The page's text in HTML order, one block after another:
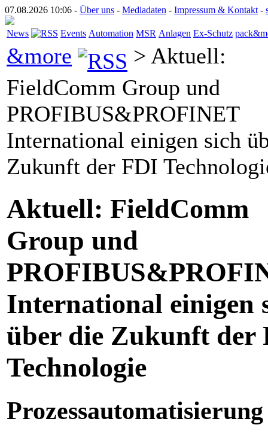
07.08.2026 10:06 - Über uns - Mediadaten - Impressum & Kontakt -
News Events Automation MSR Anlagen Ex-Schutz
&more
> Aktuell:
FieldComm Group und
PROFIBUS&PROFINET
International einigen sich
Zukunft der FDI
Aktuell: FieldComm
Group und
International einigen
über die Zukunft der
Technologie
Prozessautomatisierung